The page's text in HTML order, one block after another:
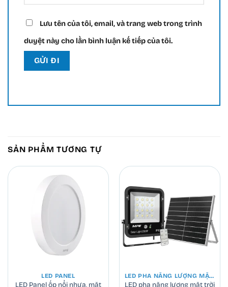
Lưu tên của tôi, email, và trang web trong trình
duyệt này cho lần bình luận kế tiếp của tôi.
SẢN PHẨM TƯƠNG TỰ
LED PANEL
LED Panel ốp nổi nhựa, mặt
LED PHA NĂNG LƯỢNG MẶT TRỜI
LED pha năng lượng mặt trời